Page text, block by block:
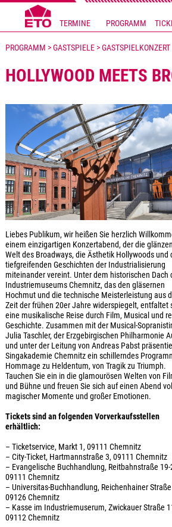
TERMINE PROGRAMM
PROGRAMM > GASTSPIELE > GASTSPIELKONZERT
HOLLYWOOD MEETS
Liebes Publikum, wir heißen Sie herzlich
einem einzigartigen Konzertabend, der die
Welt des Broadways, die Ästhetik Hollywoods und
tiefgreifenden Geschichten der Industrialisierung
miteinander vereint. Unter dem historischen Dach
Industriemuseums Chemnitz, das den gläsernen
Hochmut und die technische Meisterleistung aus
Zeit der frühen 20er Jahre widerspiegelt, entfaltet
eine musikalische Reise durch Film, Musical und
Geschichte. Zusammen mit der Musical-
Julia Taschler, der Erzgebirgischen Philharmonie
und unter der Leitung von Andreas Pabst
Singakademie Chemnitz ein schillerndes
Hommage zu Heldentum, von Tragik zu Triumph.
Tauchen Sie ein in die glamourösen Welten von
und Bühne und freuen Sie sich auf einen Abend
magischer Momente und großer Emotionen.
Tickets sind an folgenden Vorverkaufsstellen
erhältlich:
– Ticketservice, Markt 1, 09111 Chemnitz
– City-Ticket, Hartmannstraße 3, 09111 Chemnitz
– Evangelische Buchhandlung, Reitbahnstraße 19-
09111 Chemnitz
– Universitas-Buchhandlung, Reichenhainer
09126 Chemnitz
– Kasse im Industriemuserum, Zwickauer Straße
09112 Chemnitz